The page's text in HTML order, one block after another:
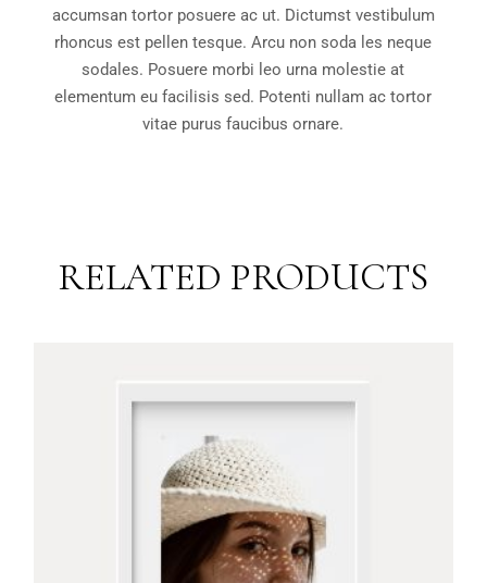
accumsan tortor posuere ac ut. Dictumst vestibulum
rhoncus est pellen tesque. Arcu non soda les neque
sodales. Posuere morbi leo urna molestie at
elementum eu facilisis sed. Potenti nullam ac tortor
vitae purus faucibus ornare.
RELATED PRODUCTS